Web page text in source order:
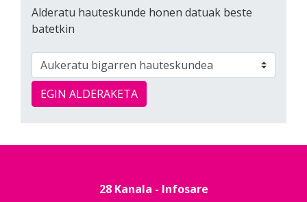
Alderatu hauteskunde honen datuak beste
batetkin
EGIN ALDERAKETA
28 Kanala - Infosare